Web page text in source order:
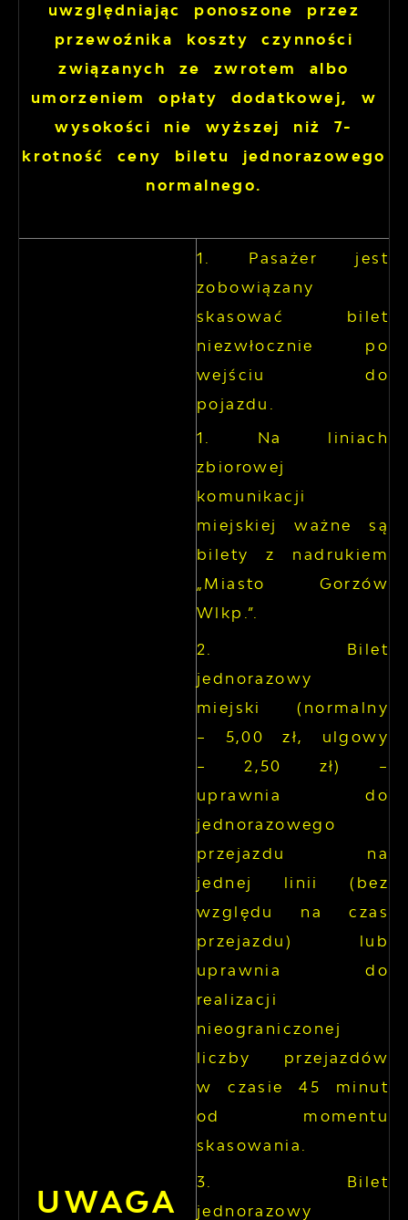
uwzględniając ponoszone przez
przewoźnika koszty czynności
związanych ze zwrotem albo
umorzeniem opłaty dodatkowej, w
wysokości nie wyższej niż 7-
krotność ceny biletu jednorazowego
normalnego.
UWAGA
Pasażer jest
zobowiązany
skasować bilet
niezwłocznie po
wejściu do
pojazdu.
Na liniach
zbiorowej
komunikacji
miejskiej ważne są
bilety z nadrukiem
„Miasto Gorzów
Wlkp.”.
Bilet
jednorazowy
miejski (normalny
– 5,00 zł, ulgowy
– 2,50 zł) –
uprawnia do
jednorazowego
przejazdu na
jednej linii (bez
względu na czas
przejazdu) lub
uprawnia do
realizacji
nieograniczonej
liczby przejazdów
w czasie 45 minut
od momentu
skasowania.
Bilet
jednorazowy